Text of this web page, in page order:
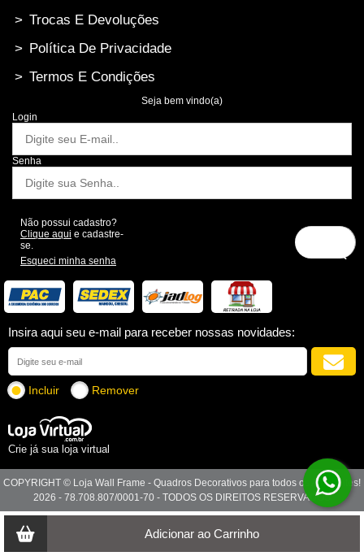
Adicionar ao Carrinho
> Trocas E Devoluções
> Política De Privacidade
> Termos E Condições
Seja bem vindo(a)
Login
Senha
Não possui cadastro?
Clique aqui e cadastre-
se.
Esqueci minha senha
Insira aqui seu e-mail para receber nossas novidades:
Incluir Remover
Crie já sua loja virtual
COPYRIGHT © Loja Wall Frame - Quadros Decorativos para todos os Ambientes!
2026 - 78.708.807/0001-70 - TODOS OS DIREITOS RESERVADOS